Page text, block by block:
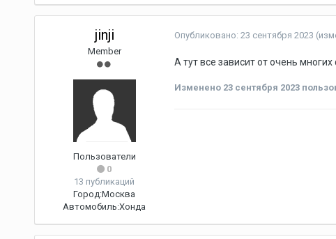
jinji
Member
Пользователи
0
13 публикаций
Город:Москва
Автомобиль:Хонда
Опубликовано: 23 сентября 2023
А тут все зависит от очень
Изменено 23 сентября 2023